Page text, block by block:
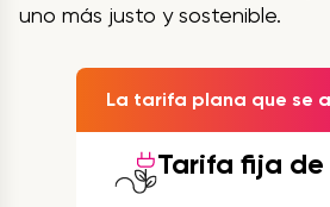
uno más justo y sostenible.
La tarifa plana que se
Tarifa fija de